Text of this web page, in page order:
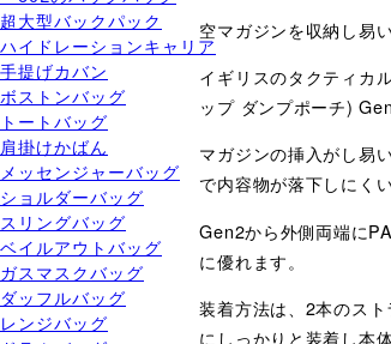
超大型バックパック
ハイドレーションキャリア
手提げカバン
ボストンバッグ
トートバッグ
肩掛けかばん
メッセンジャーバッグ
ショルダーバッグ
スリングバッグ
ベイルアウトバッグ
ガスマスクバッグ
ダッフルバッグ
レンジバッグ
空マガジンを収納し易
イギリスのタクティカ
ップ ダンプポーチ)
マガジンの挿入がし易
で内容物が落下しにく
Gen2から外側両端に
に優れます。
装着方法は、2本のス
にしっかりと装着し本